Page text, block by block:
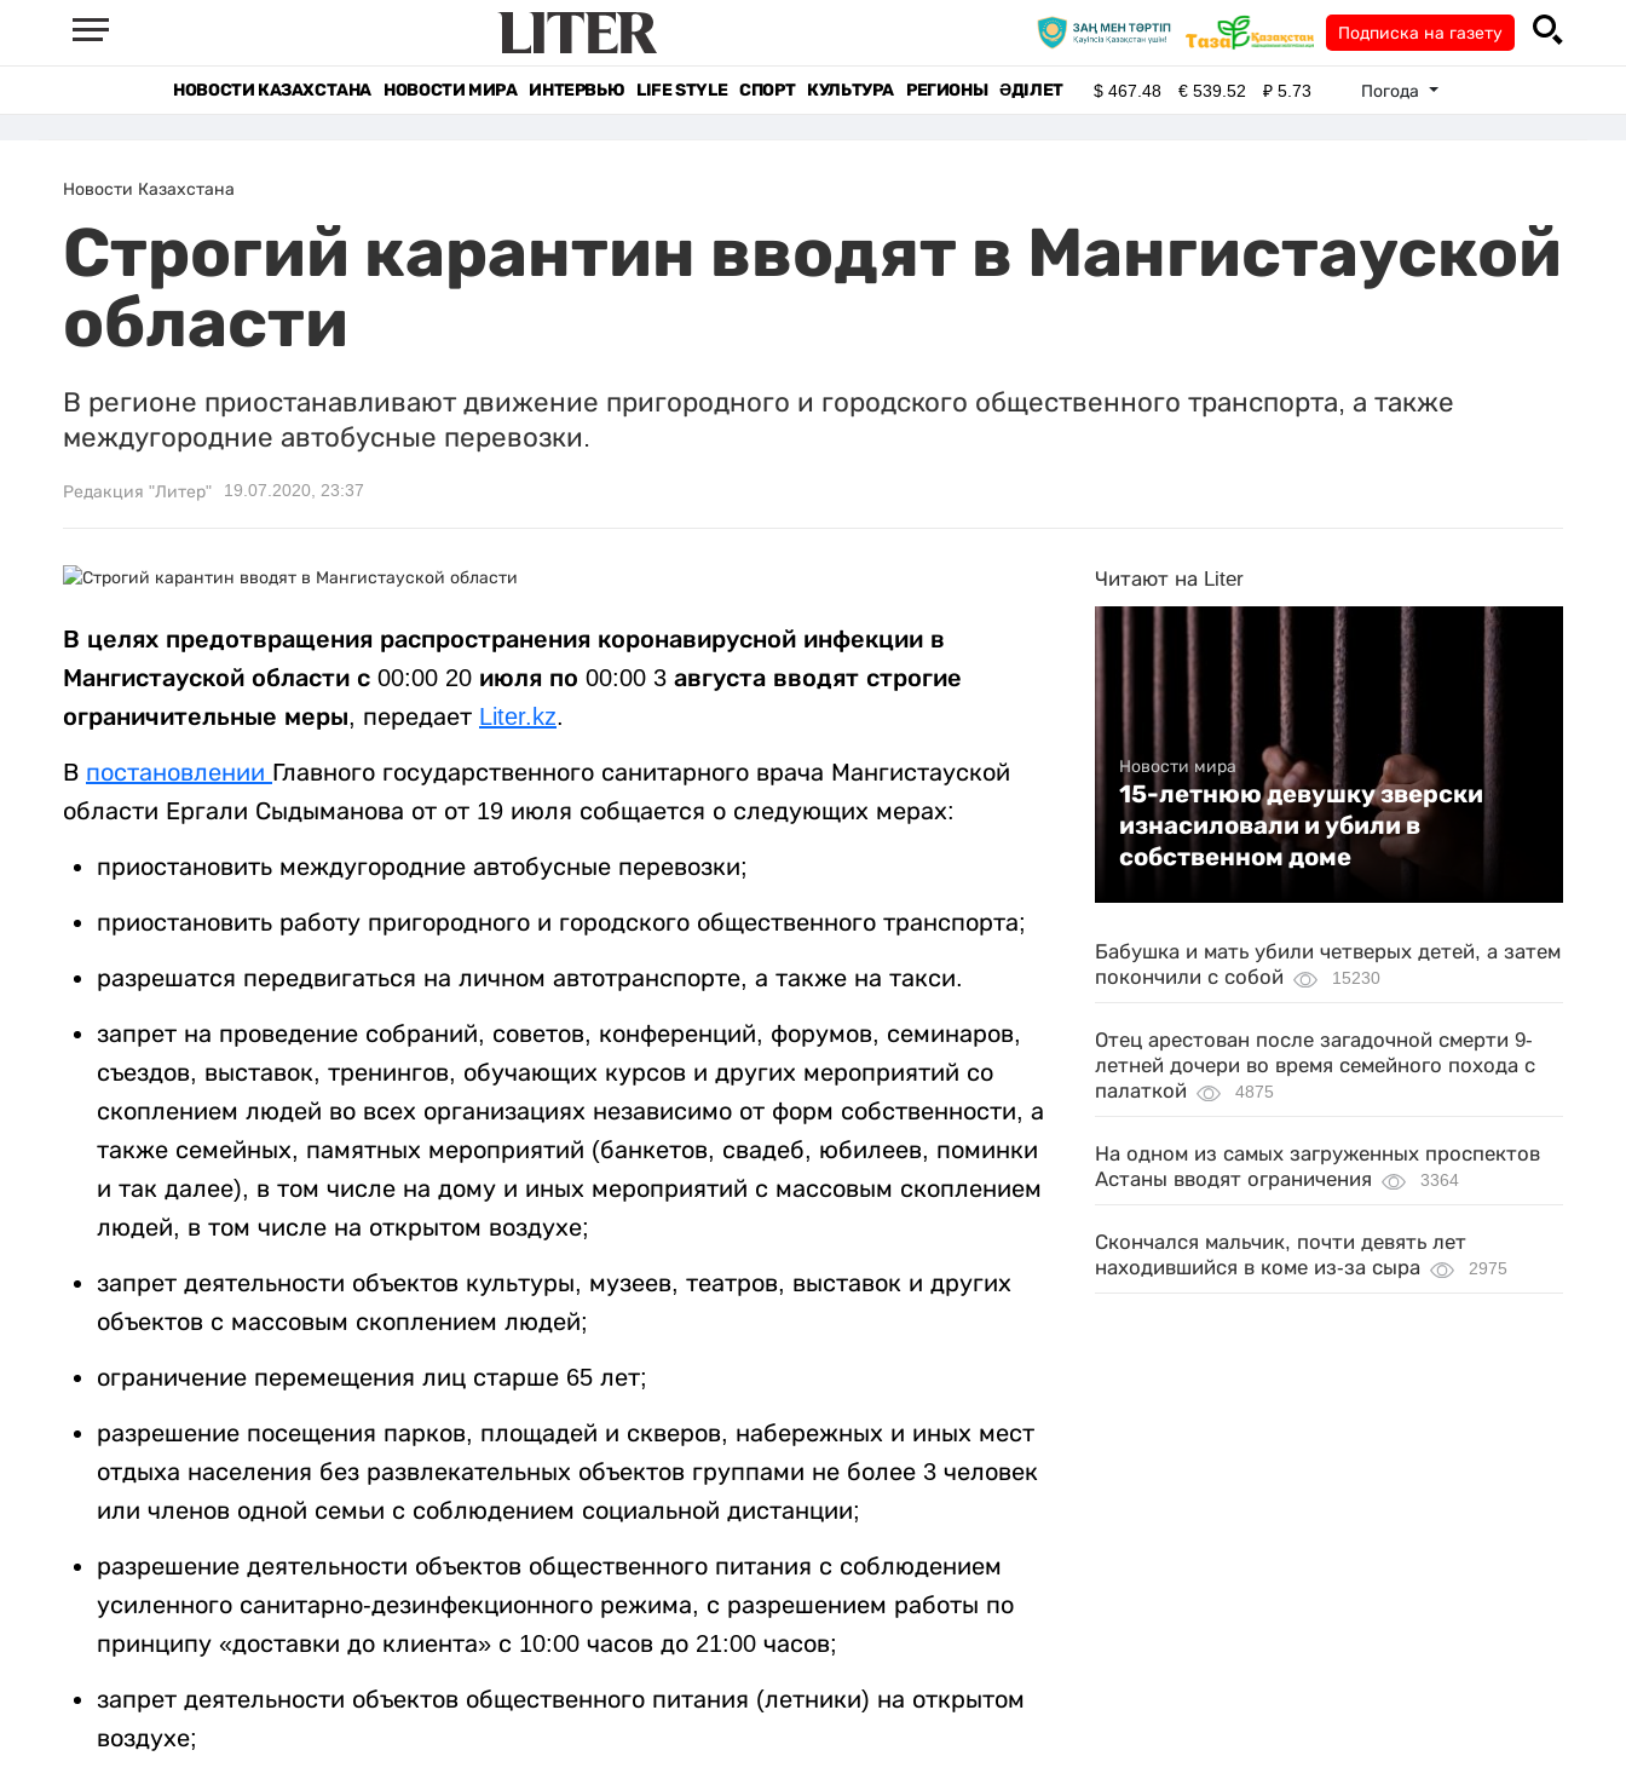
Подписка на газету
НОВОСТИ КАЗАХСТАНА НОВОСТИ МИРА ИНТЕРВЬЮ LIFE STYLE СПОРТ КУЛЬТУРА РЕГИОНЫ ӘДІЛЕТ $467.48 €539.52 ₽5.73 Погода
Новости Казахстана
Строгий карантин вводят в Мангистауской
области
В регионе приостанавливают движение пригородного и городского общественного транспорта, а также
междугородние автобусные перевозки.
Редакция "Литер" 19.07.2020, 23:37
В целях предотвращения распространения коронавирусной инфекции в
Мангистауской области с 00:00 20 июля по 00:00 3 августа вводят строгие
ограничительные меры, передает Liter.kz.
В постановлении Главного государственного санитарного врача Мангистауской
области Ергали Сыдыманова от от 19 июля собщается о следующих мерах:
приостановить междугородние автобусные перевозки;
приостановить работу пригородного и городского общественного транспорта;
разрешатся передвигаться на личном автотранспорте, а также на такси.
запрет на проведение собраний, советов, конференций, форумов, семинаров,
съездов, выставок, тренингов, обучающих курсов и других мероприятий со
скоплением людей во всех организациях независимо от форм собственности, а
также семейных, памятных мероприятий (банкетов, свадеб, юбилеев, поминки
и так далее), в том числе на дому и иных мероприятий с массовым скоплением
людей, в том числе на открытом воздухе;
запрет деятельности объектов культуры, музеев, театров, выставок и других
объектов с массовым скоплением людей;
ограничение перемещения лиц старше 65 лет;
разрешение посещения парков, площадей и скверов, набережных и иных мест
отдыха населения без развлекательных объектов группами не более 3 человек
или членов одной семьи с соблюдением социальной дистанции;
разрешение деятельности объектов общественного питания с соблюдением
усиленного санитарно-дезинфекционного режима, с разрешением работы по
принципу «доставки до клиента» с 10:00 часов до 21:00 часов;
запрет деятельности объектов общественного питания (летники) на открытом
воздухе;
Читают на Liter
Новости мира
15-летнюю девушку зверски
изнасиловали и убили в
собственном доме
Бабушка и мать убили четверых детей, а затем
покончили с собой
15230
Отец арестован после загадочной смерти 9-
летней дочери во время семейного похода с
палаткой
4875
На одном из самых загруженных проспектов
Астаны вводят ограничения
3364
Скончался мальчик, почти девять лет
находившийся в коме из-за сыра
2975